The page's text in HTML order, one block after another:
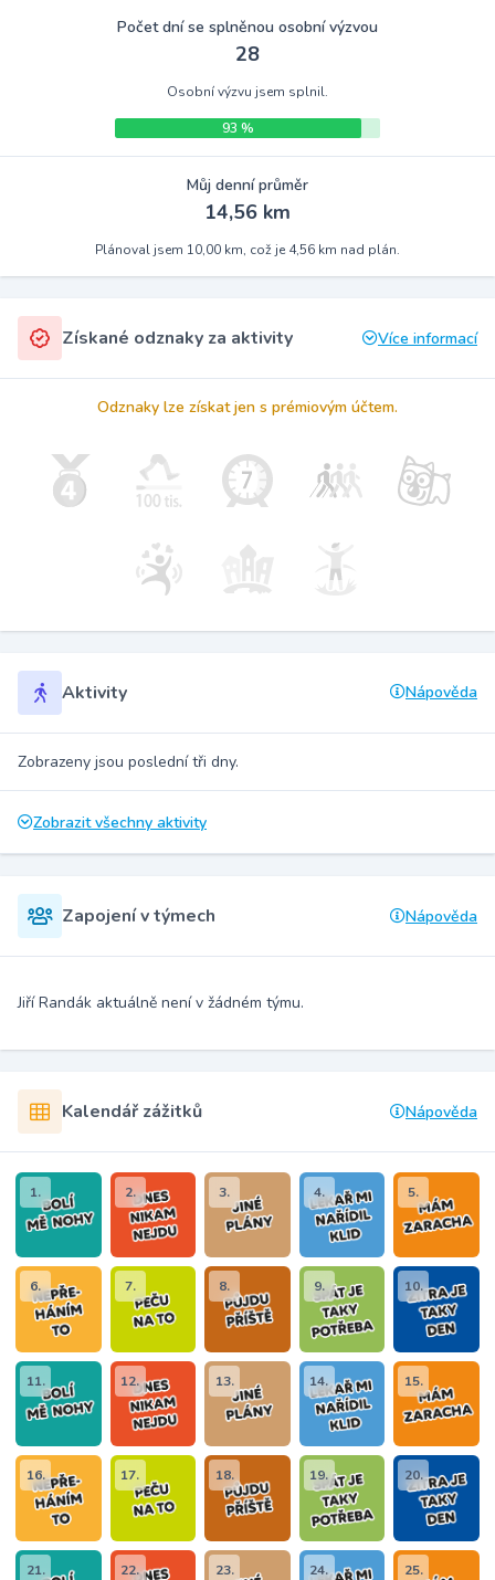
Počet dní se splněnou osobní výzvou
28
Osobní výzvu jsem splnil.
93 %
Můj denní průměr
14,56 km
Plánoval jsem 10,00 km, což je 4,56 km nad plán.
Získané odznaky za aktivity Více informací
Odznaky lze získat jen s prémiovým účtem.
Aktivity Nápověda
Zobrazeny jsou poslední tři dny.
Zobrazit všechny aktivity
Zapojení v týmech Nápověda
Jiří Randák aktuálně není v žádném týmu.
Kalendář zážitků Nápověda
1. 2. 3. 4. 5.
6. 7. 8. 9. 10.
11. 12. 13. 14. 15.
16. 17. 18. 19. 20.
21. 22. 23. 24. 25.